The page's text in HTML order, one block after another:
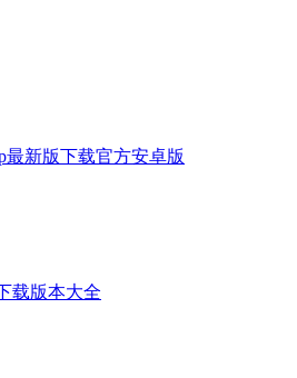
最新版下载官方安卓版
载版本大全